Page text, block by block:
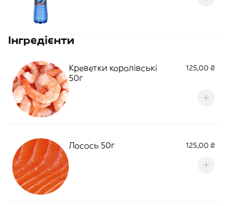
Інгредієнти
Креветки королівські
50г
125,00 ₴
Лосось 50г 125,00 ₴